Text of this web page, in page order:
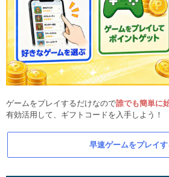
ゲームをプレイするだけなので誰でも簡単に
有効活用して、ギフトコードを入手しよう！
早速ゲームをプレイす